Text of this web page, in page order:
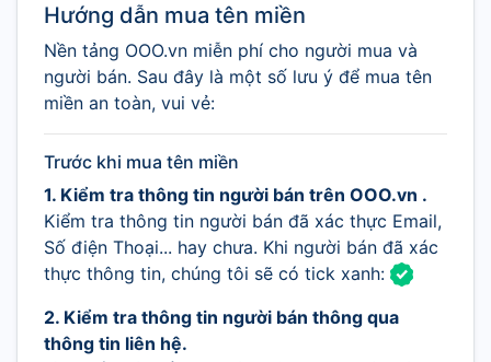
Hướng dẫn mua tên miền
Nền tảng OOO.vn miễn phí cho người mua và
người bán. Sau đây là một số lưu ý để mua tên
miền an toàn, vui vẻ:
Trước khi mua tên miền
1. Kiểm tra thông tin người bán trên OOO.vn .
Kiểm tra thông tin người bán đã xác thực Email,
Số điện Thoại... hay chưa. Khi người bán đã xác
thực thông tin, chúng tôi sẽ có tick xanh:
2. Kiểm tra thông tin người bán thông qua
thông tin liên hệ.